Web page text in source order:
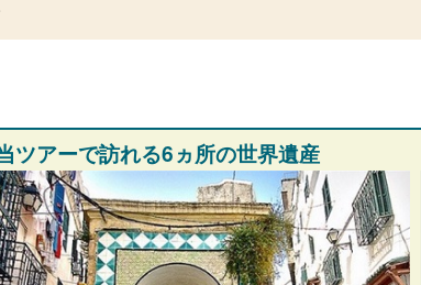
ツアーで訪れる6ヵ所の世界遺産